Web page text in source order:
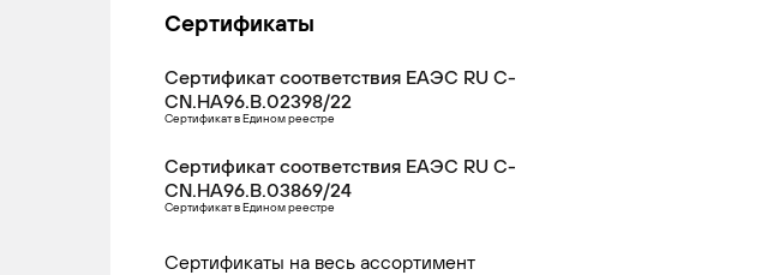
Сертификаты
Сертификат соответствия ЕАЭС RU С-
CN.НА96.В.02398/22
Сертификат в Едином реестре
Сертификат соответствия ЕАЭС RU С-
CN.НА96.В.03869/24
Сертификат в Едином реестре
Сертификаты на весь ассортимент